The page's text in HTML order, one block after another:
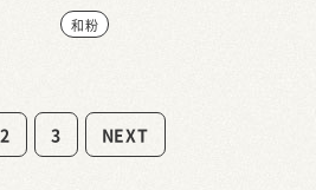
和粉
2 3 NEXT